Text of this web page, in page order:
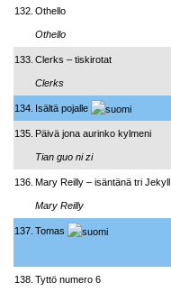
132. Othello
Othello
133. Clerks – tiskirotat
Clerks
134. Isältä pojalle
135. Päivä jona aurinko kylmeni
Tian guo ni zi
136. Mary Reilly – isäntänä tri Jekyll
Mary Reilly
137. Tomas
138. Tyttö numero 6